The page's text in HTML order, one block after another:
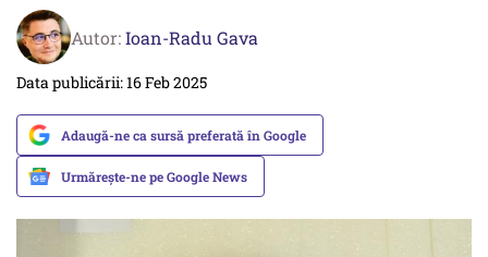
Autor:Ioan-Radu Gava
Data publicării: 16 Feb 2025
Adaugă-ne ca sursă preferată în Google
Urmărește-ne pe Google News